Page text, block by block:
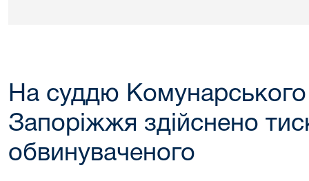
На суддю
Запоріжжя здійснено
обвинуваченого